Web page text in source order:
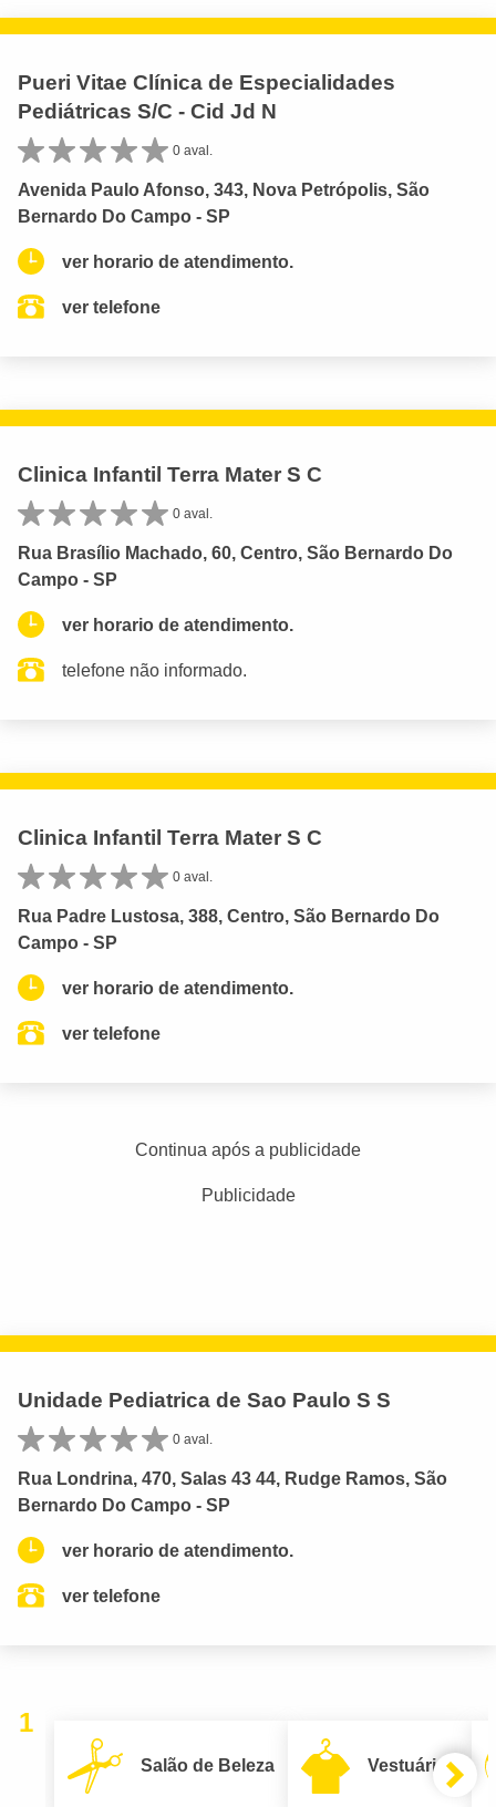
Pueri Vitae Clínica de Especialidades
Pediátricas S/C - Cid Jd N
0 aval.
Avenida Paulo Afonso, 343, Nova Petrópolis, São
Bernardo Do Campo - SP
ver horario de atendimento.
ver telefone
Clinica Infantil Terra Mater S C
0 aval.
Rua Brasílio Machado, 60, Centro, São Bernardo Do
Campo - SP
ver horario de atendimento.
telefone não informado.
Clinica Infantil Terra Mater S C
0 aval.
Rua Padre Lustosa, 388, Centro, São Bernardo Do
Campo - SP
ver horario de atendimento.
ver telefone
Continua após a publicidade
Publicidade
Unidade Pediatrica de Sao Paulo S S
0 aval.
Rua Londrina, 470, Salas 43 44, Rudge Ramos, São
Bernardo Do Campo - SP
ver horario de atendimento.
ver telefone
1
Salão de Beleza Vestuário